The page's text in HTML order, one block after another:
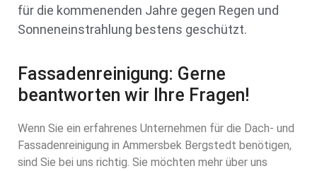
für die kommenenden Jahre gegen Regen und
Sonneneinstrahlung bestens geschützt.
Fassadenreinigung: Gerne
beantworten wir Ihre Fragen!
Wenn Sie ein erfahrenes Unternehmen für die Dach- und
Fassadenreinigung in Ammersbek Bergstedt benötigen,
sind Sie bei uns richtig. Sie möchten mehr über uns